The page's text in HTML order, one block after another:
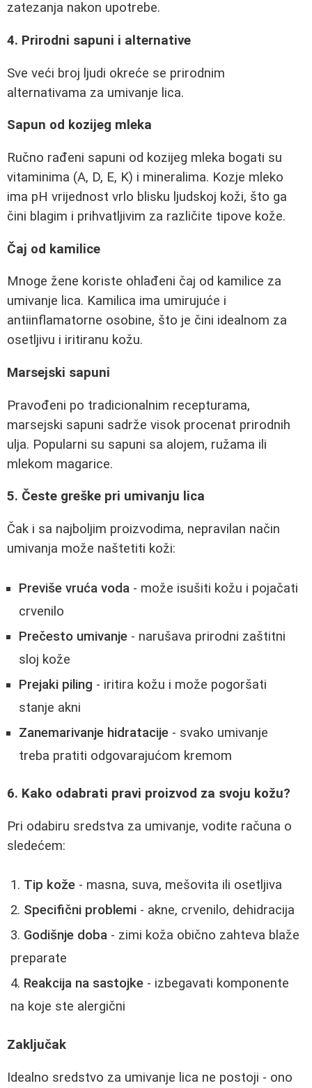
zatezanja nakon upotrebe.
4. Prirodni sapuni i alternative
Sve veći broj ljudi okreće se prirodnim
alternativama za umivanje lica.
Sapun od kozijeg mleka
Ručno rađeni sapuni od kozijeg mleka bogati su
vitaminima (A, D, E, K) i mineralima. Kozje mleko
ima pH vrijednost vrlo blisku ljudskoj koži, što ga
čini blagim i prihvatljivim za različite tipove kože.
Čaj od kamilice
Mnoge žene koriste ohlađeni čaj od kamilice za
umivanje lica. Kamilica ima umirujuće i
antiinflamatorne osobine, što je čini idealnom za
osetljivu i iritiranu kožu.
Marsejski sapuni
Pravođeni po tradicionalnim recepturama,
marsejski sapuni sadrže visok procenat prirodnih
ulja. Popularni su sapuni sa alojem, ružama ili
mlekom magarice.
5. Česte greške pri umivanju lica
Čak i sa najboljim proizvodima, nepravilan način
umivanja može naštetiti koži:
Previše vruća voda - može isušiti kožu i pojačati
crvenilo
Prečesto umivanje - narušava prirodni zaštitni
sloj kože
Prejaki piling - iritira kožu i može pogoršati
stanje akni
Zanemarivanje hidratacije - svako umivanje
treba pratiti odgovarajućom kremom
6. Kako odabrati pravi proizvod za svoju kožu?
Pri odabiru sredstva za umivanje, vodite računa o
sledećem:
Tip kože - masna, suva, mešovita ili osetljiva
Specifični problemi - akne, crvenilo, dehidracija
Godišnje doba - zimi koža obično zahteva blaže
preparate
Reakcija na sastojke - izbegavati komponente
na koje ste alergični
Zaključak
Idealno sredstvo za umivanje lica ne postoji - ono